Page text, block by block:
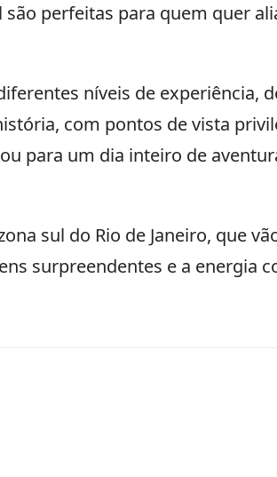
perfeitas para quem quer
níveis de experiência,
com pontos de vista
para um dia inteiro de
sul do Rio de Janeiro, que
surpreendentes e a energia